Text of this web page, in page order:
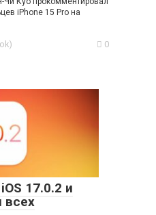
iPhone 15 Pro на
0
17.0.2 и
всех